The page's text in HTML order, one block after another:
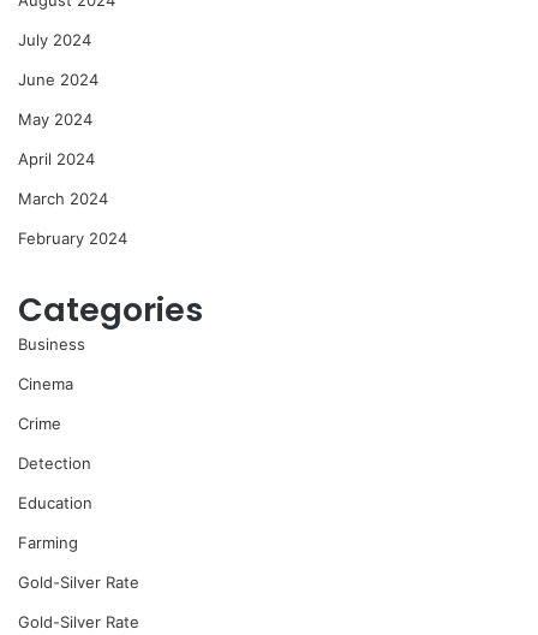
July 2024
June 2024
May 2024
April 2024
March 2024
February 2024
Categories
Business
Cinema
Crime
Detection
Education
Farming
Gold-Silver Rate
Gold-Silver Rate